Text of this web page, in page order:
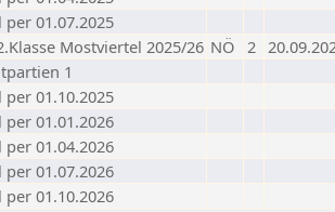
per 01.07.2025
Mostviertel 2025/26 NÖ 2
1
per 01.10.2025
per 01.01.2026
per 01.04.2026
per 01.07.2026
per 01.10.2026